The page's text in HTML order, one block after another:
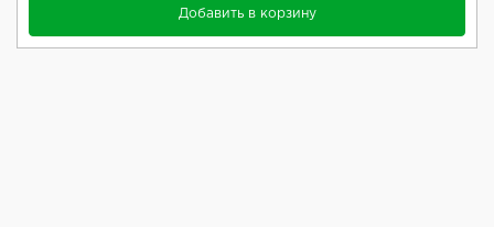
Добавить в корзину